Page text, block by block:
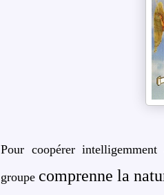
Pour coopérer
groupe comprenne la